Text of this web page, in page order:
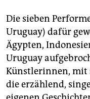
Die sieben
Uruguay) dafür
Ägypten,
Uruguay
Künstlerinnen, mit
die erzählend,